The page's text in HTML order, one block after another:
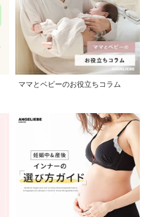
ママとベビーのお役立ちコラム